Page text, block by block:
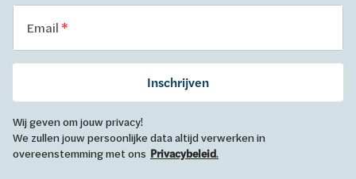
Email
Inschrijven
Wij geven om jouw privacy!
We zullen jouw persoonlijke data altijd verwerken in
overeenstemming met ons Privacybeleid.